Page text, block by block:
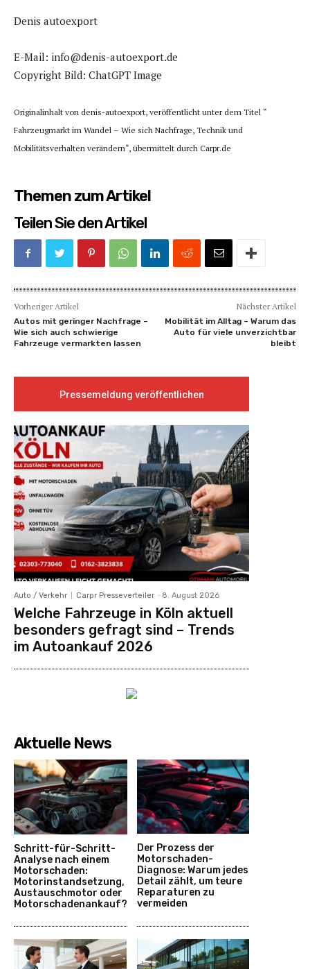
Denis autoexport
E-Mail: info@denis-autoexport.de
Copyright Bild: ChatGPT Image
Originalinhalt von denis-autoexport, veröffentlicht unter dem Titel “
Fahrzeugmarkt im Wandel – Wie sich Nachfrage, Technik und
Mobilitätsverhalten verändern“, übermittelt durch Carpr.de
Themen zum Artikel
Teilen Sie den Artikel
Vorheriger Artikel
Autos mit geringer Nachfrage –
Wie sich auch schwierige
Fahrzeuge vermarkten lassen
Nächster Artikel
Mobilität im Alltag – Warum das
Auto für viele unverzichtbar
bleibt
Pressemeldung veröffentlichen
Auto / Verkehr Carpr Presseverteiler - 8. August 2026
Welche Fahrzeuge in Köln aktuell
besonders gefragt sind – Trends
im Autoankauf 2026
Aktuelle News
Schritt-für-Schritt-
Analyse nach einem
Motorschaden:
Motorinstandsetzung,
Austauschmotor oder
Motorschadenankauf?
Der Prozess der
Motorschaden-
Diagnose: Warum jedes
Detail zählt, um teure
Reparaturen zu
vermeiden